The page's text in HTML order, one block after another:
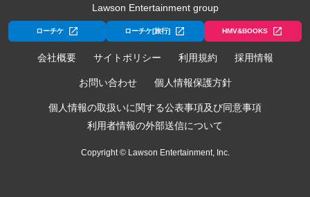
Lawson Entertainment group
ローチケ ローチケ[旅行] HMV&BOOKS
会社概要 サイトポリシー 利用規約 採用情報
お問い合わせ 個人情報保護方針
個人情報の取扱いに関する公表事項及び同意事項
利用者情報の外部送信について
Copyright © Lawson Entertainment, Inc.